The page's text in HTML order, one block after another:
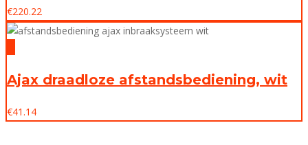
€220.22
Ajax draadloze afstandsbediening, wit
€41.14